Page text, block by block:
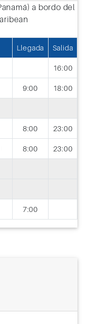
Llegada Salida
16:00
9:00 18:00
8:00 23:00
8:00 23:00
7:00